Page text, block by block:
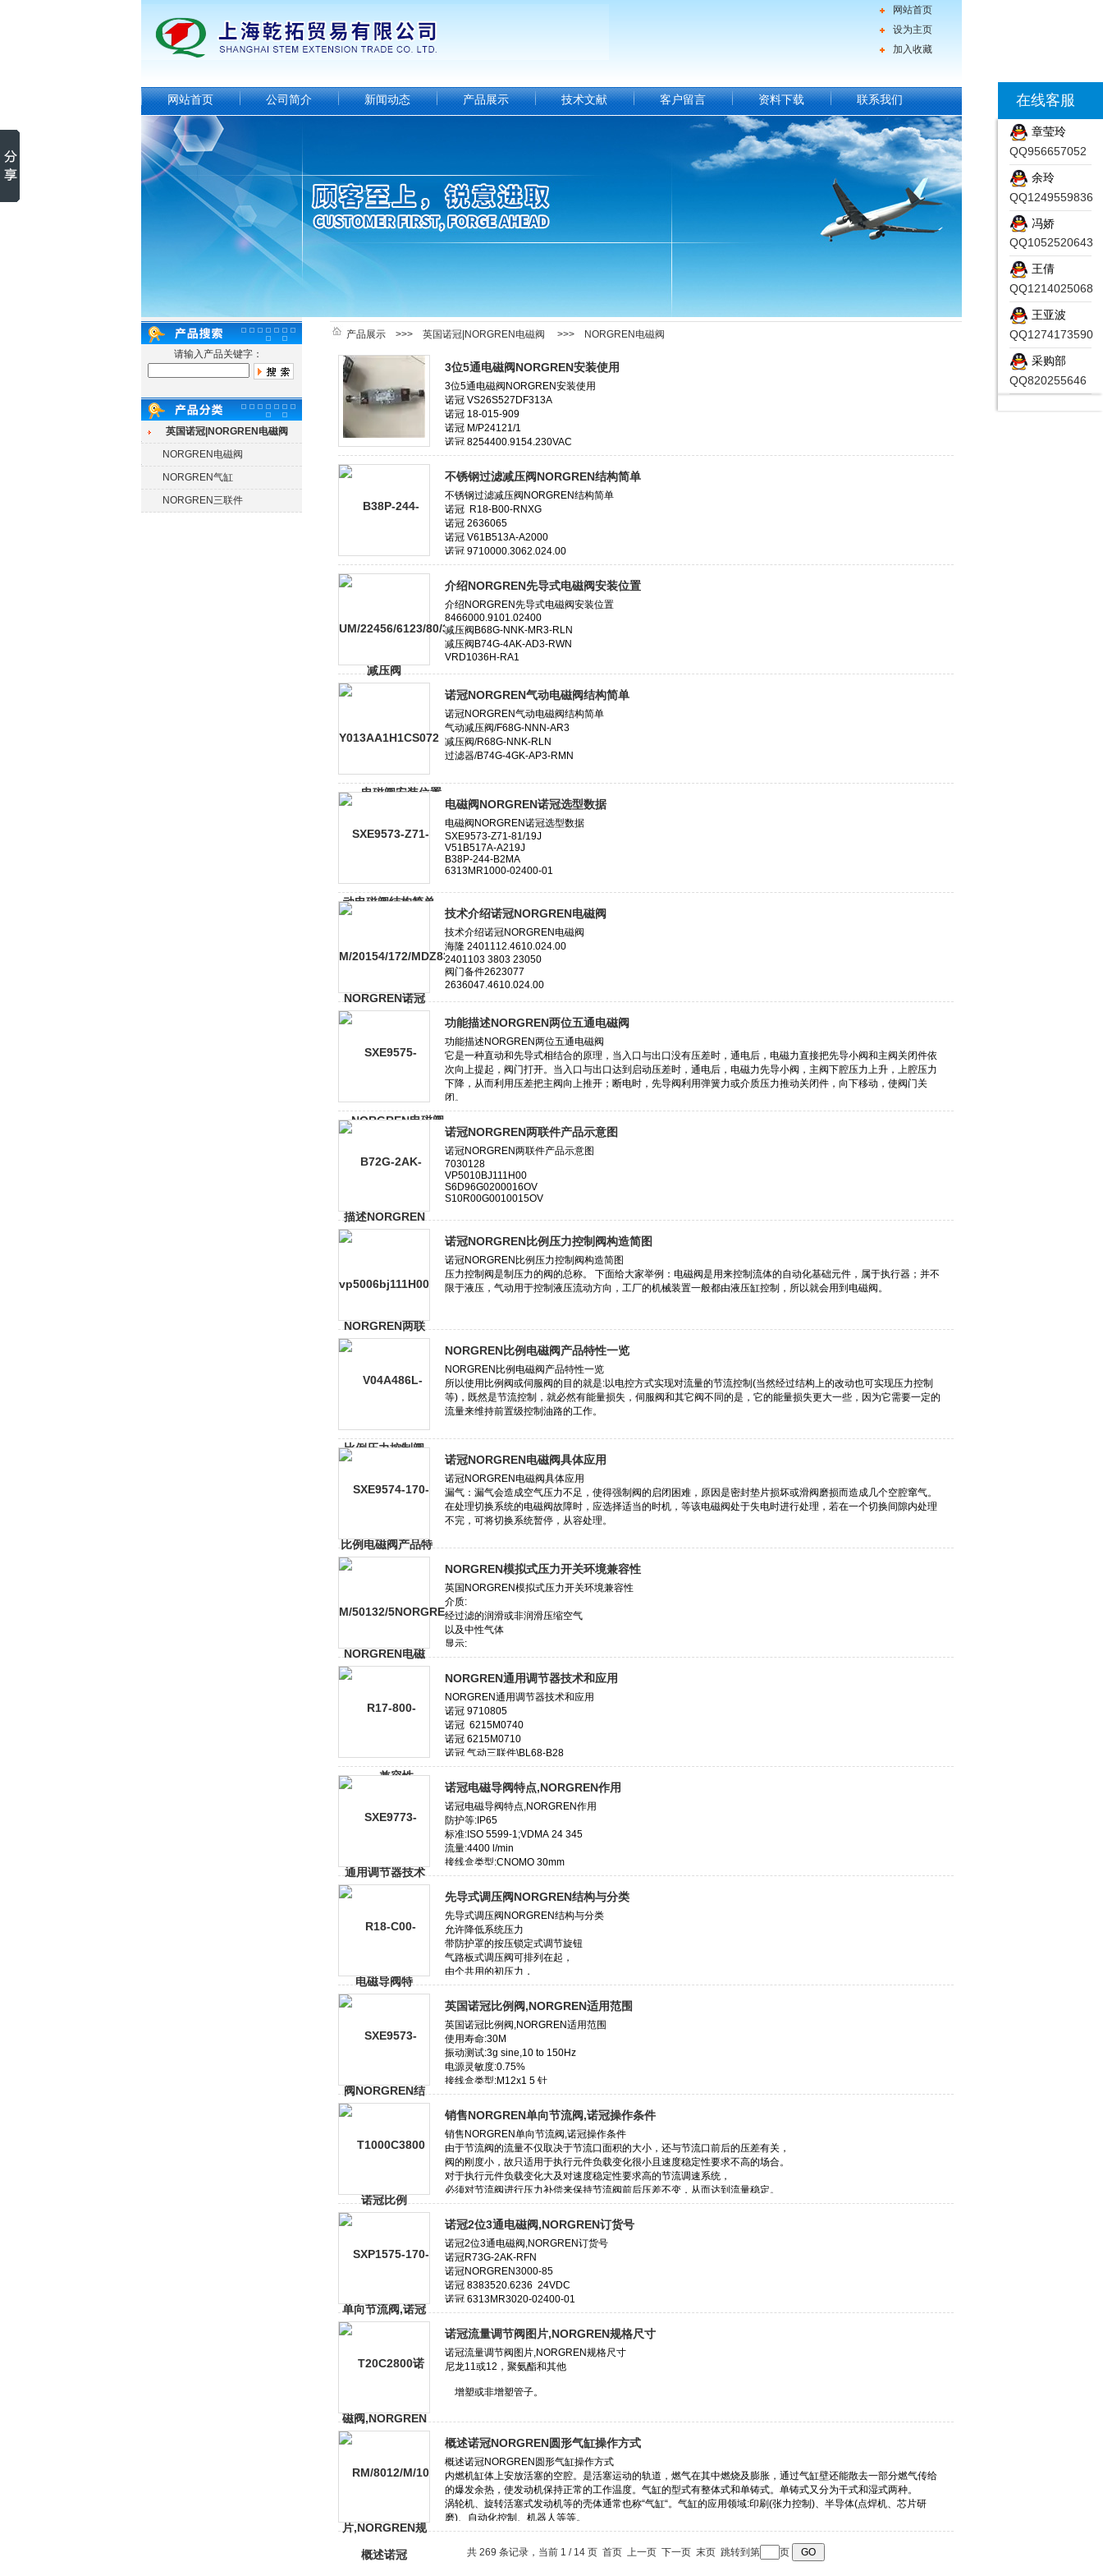
网站首页
设为主页
加入收藏
在线客服
章莹玲
QQ956657052
余玲
QQ1249559836
冯娇
QQ1052520643
王倩
QQ1214025068
王亚波
QQ1274173590
采购部
QQ820255646
网站首页 公司简介 新闻动态 产品展示 技术文献 客户留言 资料下载 联系我们
请输入产品关键字：
英国诺冠|NORGREN电磁阀
NORGREN电磁阀
NORGREN气缸
NORGREN三联件
产品展示 >>> 英国诺冠|NORGREN电磁阀 >>> NORGREN电磁阀
3位5通电磁阀NORGREN安装使用
不锈钢过滤减压阀NORGREN结构简单
介绍NORGREN先导式电磁阀安装位置
诺冠NORGREN气动电磁阀结构简单
电磁阀NORGREN诺冠选型数据
技术介绍诺冠NORGREN电磁阀
功能描述NORGREN两位五通电磁阀
诺冠NORGREN两联件产品示意图
诺冠NORGREN比例压力控制阀构造简图
NORGREN比例电磁阀产品特性一览
诺冠NORGREN电磁阀具体应用
NORGREN模拟式压力开关环境兼容性
NORGREN通用调节器技术和应用
诺冠电磁导阀特点,NORGREN作用
先导式调压阀NORGREN结构与分类
英国诺冠比例阀,NORGREN适用范围
销售NORGREN单向节流阀,诺冠操作条件
诺冠2位3通电磁阀,NORGREN订货号
诺冠流量调节阀图片,NORGREN规格尺寸
概述诺冠NORGREN圆形气缸操作方式
共 269 条记录，当前 1 / 14 页 首页 上一页 下一页 末页 跳转到第 页